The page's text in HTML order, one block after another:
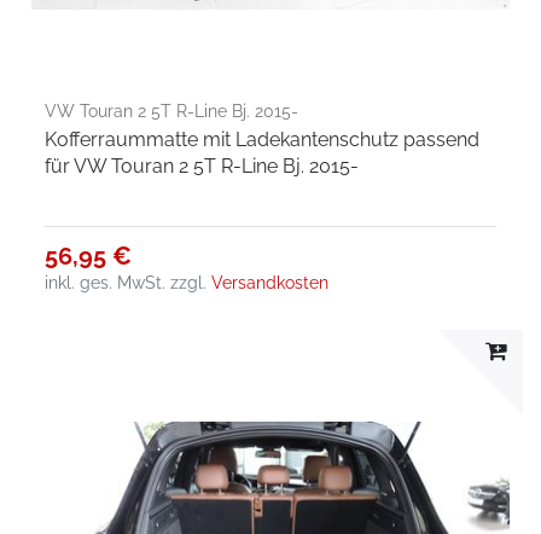
VW Touran 2 5T R-Line Bj. 2015-
Kofferraummatte mit Ladekantenschutz passend
für VW Touran 2 5T R-Line Bj. 2015-
56,95 €
inkl. ges. MwSt. zzgl.Versandkosten